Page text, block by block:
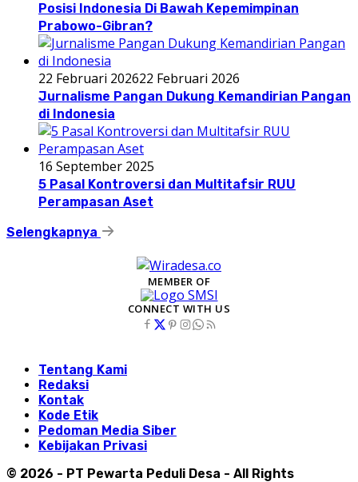
Posisi Indonesia Di Bawah Kepemimpinan
Prabowo-Gibran?
22 Februari 202622 Februari 2026
Jurnalisme Pangan Dukung Kemandirian Pangan
di Indonesia
16 September 2025
5 Pasal Kontroversi dan Multitafsir RUU
Perampasan Aset
Selengkapnya
MEMBER OF
CONNECT WITH US
Tentang Kami
Redaksi
Kontak
Kode Etik
Pedoman Media Siber
Kebijakan Privasi
© 2026 - PT Pewarta Peduli Desa - All Rights